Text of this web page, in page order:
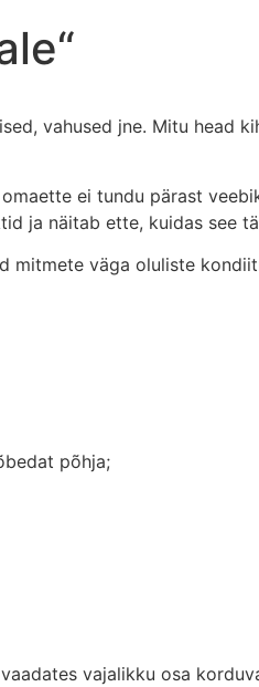
vahused jne. Mitu head
ei tundu pärast
ja näitab ette, kuidas see
mitmete väga oluliste
põhja;
vajalikku osa